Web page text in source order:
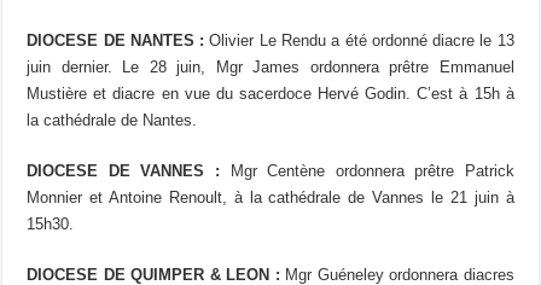
DIOCESE DE NANTES : Olivier Le Rendu a été ordonné diacre le 13
juin dernier. Le 28 juin, Mgr James ordonnera prêtre Emmanuel
Mustière et diacre en vue du sacerdoce Hervé Godin. C’est à 15h à
la cathédrale de Nantes.
DIOCESE DE VANNES : Mgr Centène ordonnera prêtre Patrick
Monnier et Antoine Renoult, à la cathédrale de Vannes le 21 juin à
15h30.
DIOCESE DE QUIMPER & LEON : Mgr Guéneley ordonnera diacres